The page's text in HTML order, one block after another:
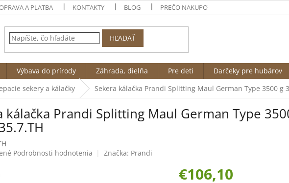
A PLATBA KONTAKTY BLOG PREČO NAKUPOVAŤ NA HUBARSTVO.SK
HĽADAŤ
Výbava do prírody Záhrada, dielňa Pre deti Darčeky pre hubárov
sekery a kálačky Sekera kálačka Prandi Splitting Maul German Type 3500 g
kálačka Prandi Splitting Maul German Type
Podrobnosti hodnotenia Značka: Prandi
€106,10